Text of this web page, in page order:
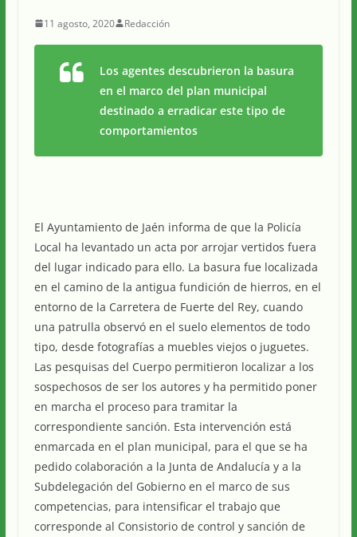
11 agosto, 2020 Redacción
Los agentes descubrieron la basura
en el marco del plan municipal
destinado a erradicar este tipo de
comportamientos
El Ayuntamiento de Jaén informa de que la Policía
Local ha levantado un acta por arrojar vertidos fuera
del lugar indicado para ello. La basura fue localizada
en el camino de la antigua fundición de hierros, en el
entorno de la Carretera de Fuerte del Rey, cuando
una patrulla observó en el suelo elementos de todo
tipo, desde fotografías a muebles viejos o juguetes.
Las pesquisas del Cuerpo permitieron localizar a los
sospechosos de ser los autores y ha permitido poner
en marcha el proceso para tramitar la
correspondiente sanción. Esta intervención está
enmarcada en el plan municipal, para el que se ha
pedido colaboración a la Junta de Andalucía y a la
Subdelegación del Gobierno en el marco de sus
competencias, para intensificar el trabajo que
corresponde al Consistorio de control y sanción de